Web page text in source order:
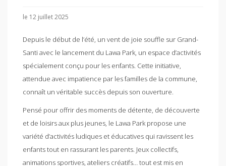
le 12 juillet 2025
Depuis le début de l’été, un vent de joie souffle sur Grand-
Santi avec le lancement du Lawa Park, un espace d’activités
spécialement conçu pour les enfants. Cette initiative,
attendue avec impatience par les familles de la commune,
connaît un véritable succès depuis son ouverture.
Pensé pour offrir des moments de détente, de découverte
et de loisirs aux plus jeunes, le Lawa Park propose une
variété d’activités ludiques et éducatives qui ravissent les
enfants tout en rassurant les parents. Jeux collectifs,
animations sportives, ateliers créatifs… tout est mis en